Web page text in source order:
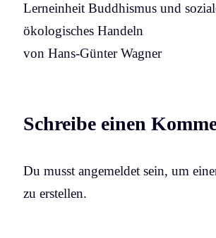
Lerneinheit Buddhismus und
ökologisches Handeln
von Hans-Günter Wagner
Schreibe einen
Du musst angemeldet sein, um
zu erstellen.